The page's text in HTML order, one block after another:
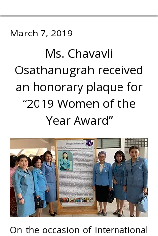
March 7, 2019
Ms. Chavavli
Osathanugrah received
an honorary plaque for
“2019 Women of the
Year Award”
On the occasion of International